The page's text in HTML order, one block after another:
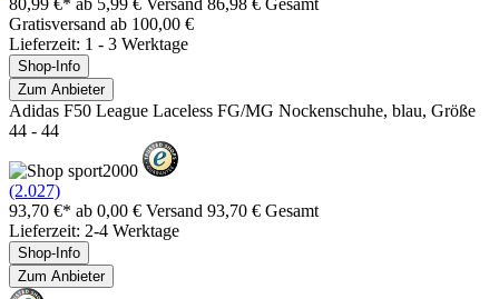
80,99 €* ab 5,99 € Versand 86,98 € Gesamt
Gratisversand ab 100,00 €
Lieferzeit: 1 - 3 Werktage
Shop-Info
Zum Anbieter
Adidas F50 League Laceless FG/MG Nockenschuhe, blau, Größe
44 - 44
(2.027)
93,70 €* ab 0,00 € Versand 93,70 € Gesamt
Lieferzeit: 2-4 Werktage
Shop-Info
Zum Anbieter